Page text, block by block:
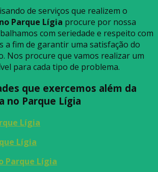
de serviços que realizem o
no Parque Lígia procure por nossa
com seriedade e respeito com
a fim de garantir uma satisfação do
Nos procure que vamos realizar um
para cada tipo de problema.
que exercemos além da
no Parque Lígia
Lígia
Lígia
Parque Lígia